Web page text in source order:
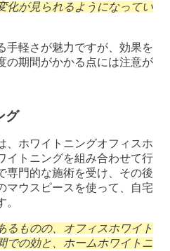
化が見られるようになってい
手軽さが魅力ですが、効果を
の期間がかかる点には注意が
グ
、ホワイトニングオフィスホ
イトニングを組み合わせて行
専門的な施術を受け、その後
マウスピースを使って、自宅
るものの、オフィスホワイト
での効と、ホームホワイトニ